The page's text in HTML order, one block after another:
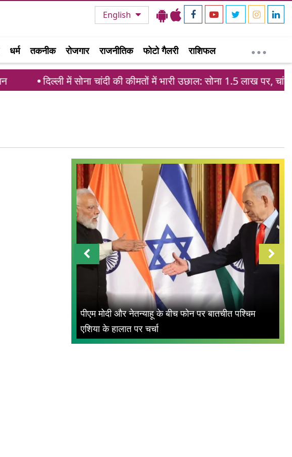
English
धर्म तकनीक रोजगार राजनीतिक फोटो गैलरी राशिफल
दिल्ली में सोना चांदी की कीमतों में भारी उछाल: सोना 1.5 लाख पर, चांदी
पीएम मोदी और नेतन्याहू के बीच फोन पर बातचीत पश्चिम
एशिया के हालात पर चर्चा